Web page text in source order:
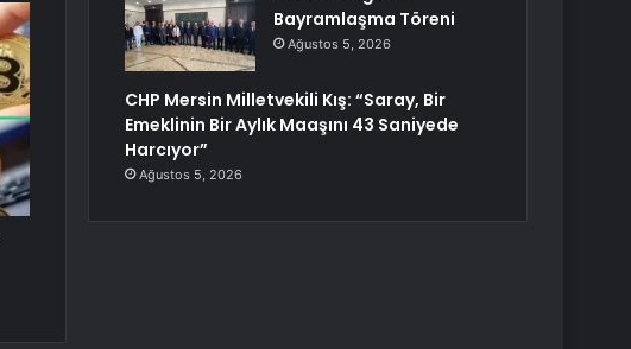
Bayramlaşma Töreni
Ağustos 5, 2026
CHP Mersin Milletvekili Kış: “Saray, Bir
Emeklinin Bir Aylık Maaşını 43 Saniyede
Harcıyor”
Ağustos 5, 2026